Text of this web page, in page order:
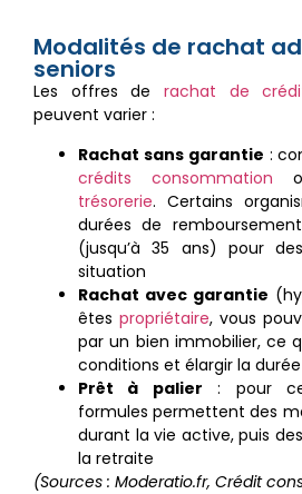
Modalités de rachat
seniors
Les offres de rachat de
peuvent varier :
Rachat sans garantie :
crédits consommation
trésorerie. Certains
durées de
(jusqu’à 35 ans) pour
situation
Rachat avec garantie
êtes propriétaire, vous
par un bien immobilier, ce
conditions et élargir la durée
Prêt à palier : pour
formules permettent des
durant la vie active, puis
la retraite
(Sources : Moderatio.fr, Crédit